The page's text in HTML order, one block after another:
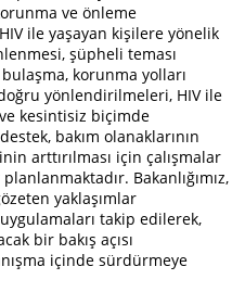
ve önleme
ile yaşayan kişilere yönelik
şüpheli teması
korunma yolları
yönlendirilmeleri, HIV ile
kesintisiz biçimde
bakım olanaklarının
arttırılması için çalışmalar
Bakanlığımız,
yaklaşımlar
takip edilerek,
bir bakış açısı
içinde sürdürmeye